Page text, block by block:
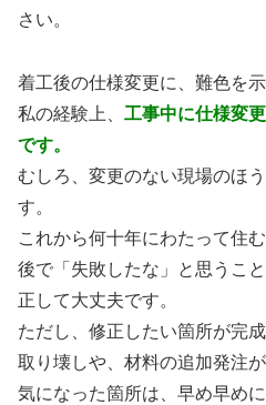
さい。
着工後の仕様変更に、難色を
私の経験上、 工事中に仕様変
です。
むしろ、変更のない現場のほ
す。
これから何十年にわたって住む
後で「失敗したな」と思うこ
正して大丈夫です。
ただし、修正したい箇所が完
取り壊しや、材料の追加発注
気になった箇所は、早め早め